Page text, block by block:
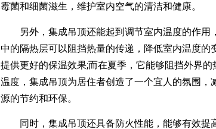
霉菌和细菌滋生，维护室内空气的清洁和健康。
另外，集成吊顶还能起到调节室内温度的作用
中的隔热层可以阻挡热量的传递，降低室内温度的
提供更好的保温效果;而在夏季，它能够阻挡外界
温度，集成吊顶为居住者创造了一个宜人的氛围
源的节约和环保。
同时，集成吊顶还具备防火性能，能够有效提